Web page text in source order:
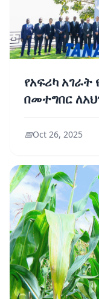
የአፍሪካ
በመተግበር
እንዲሰሩ ጥሪ
📅Oct 26, 2025